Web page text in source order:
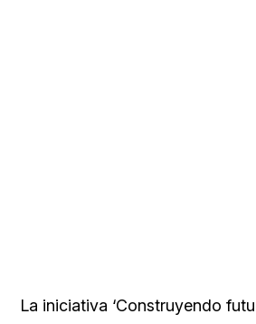
La iniciativa ‘Construyendo